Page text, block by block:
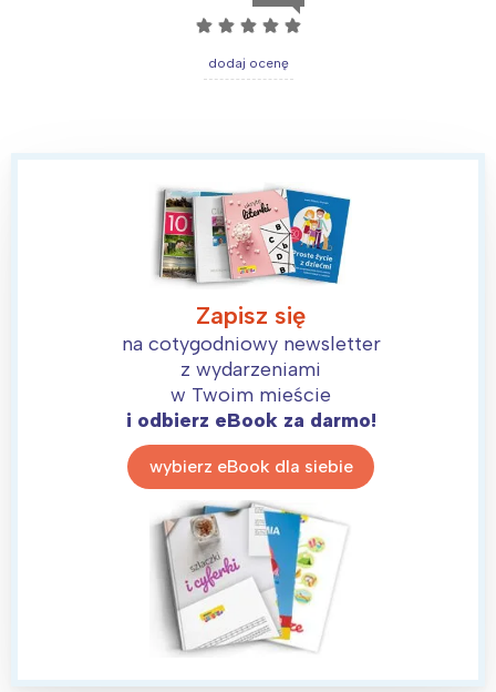
☆ ☆ ☆ ☆ ☆
dodaj ocenę
Zapisz się
na cotygodniowy newsletter
z wydarzeniami
w Twoim mieście
i odbierz eBook za darmo!
wybierz eBook dla siebie